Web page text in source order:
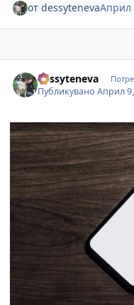
отdessytenevaАприл
dessyteneva
ПубликуваноАприл